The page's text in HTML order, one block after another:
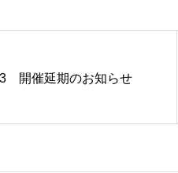
開催延期のお知らせ